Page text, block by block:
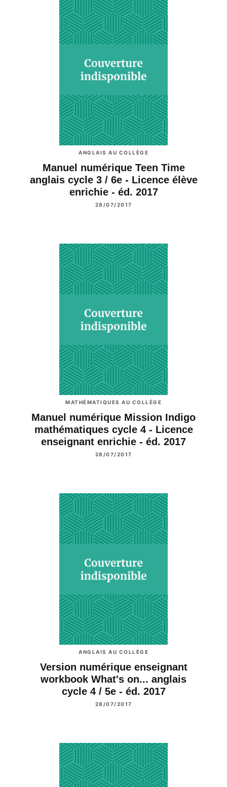
ANGLAIS AU COLLÈGE
Manuel numérique Teen Time
anglais cycle 3 / 6e - Licence élève
enrichie - éd. 2017
28/07/2017
MATHÉMATIQUES AU COLLÈGE
Manuel numérique Mission Indigo
mathématiques cycle 4 - Licence
enseignant enrichie - éd. 2017
28/07/2017
ANGLAIS AU COLLÈGE
Version numérique enseignant
workbook What's on... anglais
cycle 4 / 5e - éd. 2017
28/07/2017